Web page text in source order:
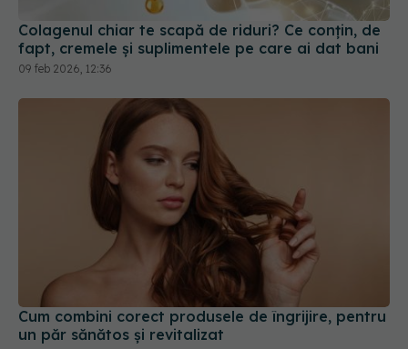
Cum combini corect produsele de îngrijire, pentru
un păr sănătos și revitalizat
16 iul 2025, 14:00